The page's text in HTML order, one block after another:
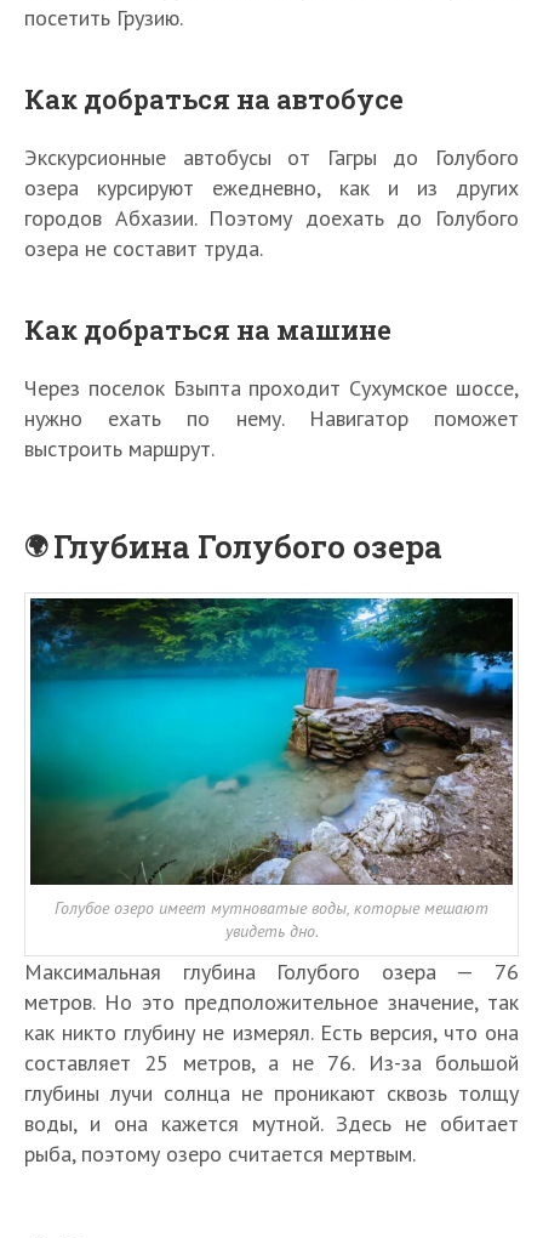
посетить Грузию.
Как добраться на автобусе
Экскурсионные автобусы от Гагры до Голубого
озера курсируют ежедневно, как и из других
городов Абхазии. Поэтому доехать до Голубого
озера не составит труда.
Как добраться на машине
Через поселок Бзыпта проходит Сухумское шоссе,
нужно ехать по нему. Навигатор поможет
выстроить маршрут.
Глубина Голубого озера
Голубое озеро имеет мутноватые воды, которые мешают
увидеть дно.
Максимальная глубина Голубого озера — 76
метров. Но это предположительное значение, так
как никто глубину не измерял. Есть версия, что она
составляет 25 метров, а не 76. Из-за большой
глубины лучи солнца не проникают сквозь толщу
воды, и она кажется мутной. Здесь не обитает
рыба, поэтому озеро считается мертвым.